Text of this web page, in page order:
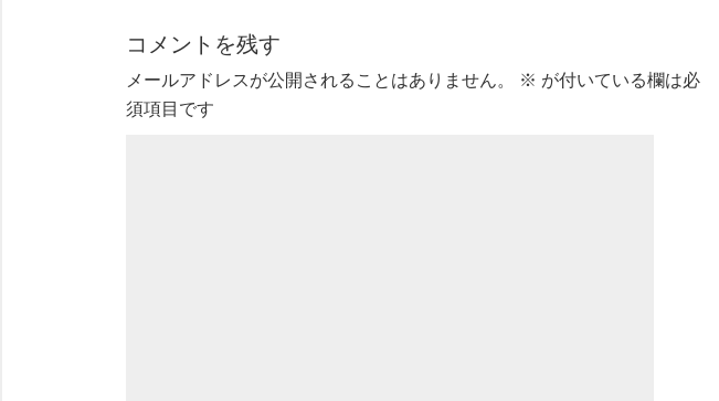
コメントを残す
メールアドレスが公開されることはありません。 ※ が付いている欄は必
須項目です